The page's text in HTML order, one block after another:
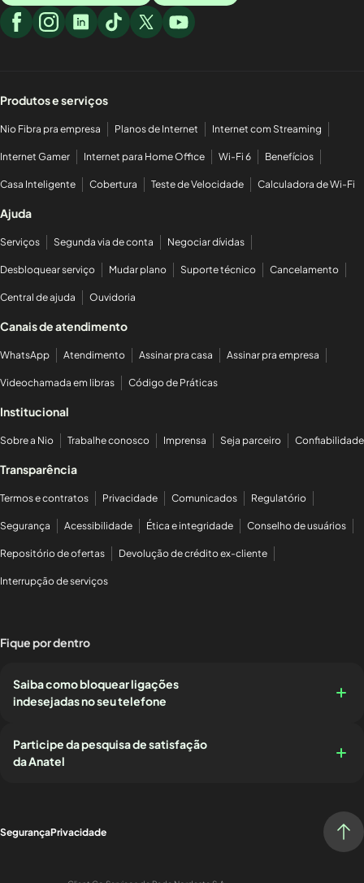
Produtos e serviços
Nio Fibra pra empresa Planos de Internet Internet com Streaming
Internet Gamer Internet para Home Office Wi-Fi 6 Benefícios
Casa Inteligente Cobertura Teste de Velocidade Calculadora de Wi-Fi
Ajuda
Serviços Segunda via de conta Negociar dívidas
Desbloquear serviço Mudar plano Suporte técnico Cancelamento
Central de ajuda Ouvidoria
Canais de atendimento
WhatsApp Atendimento Assinar pra casa Assinar pra empresa
Videochamada em libras Código de Práticas
Institucional
Sobre a Nio Trabalhe conosco Imprensa Seja parceiro Confiabilidade
Transparência
Termos e contratos Privacidade Comunicados Regulatório
Segurança Acessibilidade Ética e integridade Conselho de usuários
Repositório de ofertas Devolução de crédito ex-cliente
Interrupção de serviços
Fique por dentro
Saiba como bloquear ligações
indesejadas no seu telefone
Participe da pesquisa de satisfação
da Anatel
SegurançaPrivacidade